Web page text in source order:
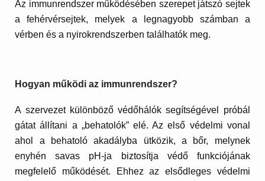
Az immunrendszer működésében szerepet játszó sejtek
a fehérvérsejtek, melyek a legnagyobb számban a
vérben és a nyirokrendszerben találhatók meg.
Hogyan működi az immunrendszer?
A szervezet különböző védőhálók segítségével próbál
gátat állítani a „behatolók” elé. Az első védelmi vonal
ahol a behatoló akadályba ütközik, a bőr, melynek
enyhén savas pH-ja biztosítja védő funkciójának
megfelelő működését. Ehhez az elsődleges védelmi